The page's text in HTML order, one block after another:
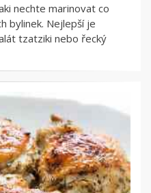
nechte marinovat co
bylinek. Nejlepší je
tzatziki nebo řecký